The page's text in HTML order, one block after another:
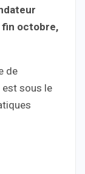
fin octobre,
de
est sous le